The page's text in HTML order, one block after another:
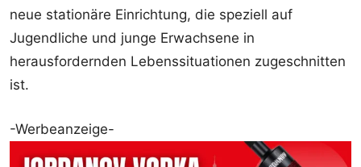
neue stationäre Einrichtung, die speziell auf
Jugendliche und junge Erwachsene in
herausfordernden Lebenssituationen zugeschnitten
ist.
-Werbeanzeige-